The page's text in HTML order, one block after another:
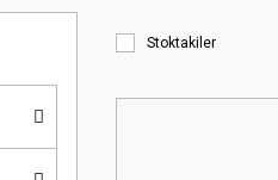
Stoktakiler